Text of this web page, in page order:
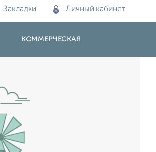
Закладки Личный кабинет
КОММЕРЧЕСКАЯ